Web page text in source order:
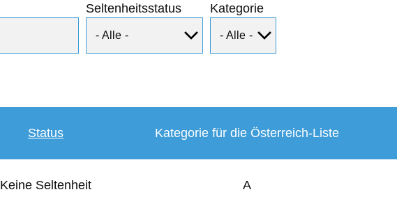
Seltenheitsstatus Kategorie
Status Kategorie für die Österreich-Liste
Keine Seltenheit A